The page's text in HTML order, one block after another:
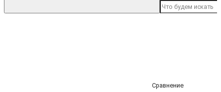
Сравнение